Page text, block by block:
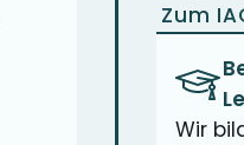
Zum
Wir